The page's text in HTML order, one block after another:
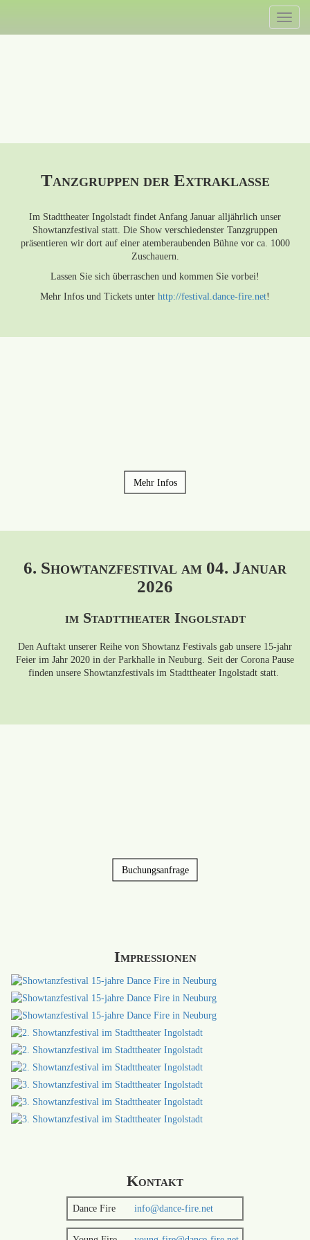
Inhalt
Toggle
Tanzgruppen der Extraklasse
Im Stadttheater Ingolstadt findet Anfang Januar alljährlich unser
Showtanzfestival statt. Die Show verschiedenster Tanzgruppen
präsentieren wir dort auf einer atemberaubenden Bühne vor ca. 1000
Zuschauern.
Lassen Sie sich überraschen und kommen Sie vorbei!
Mehr Infos und Tickets unter http://festival.dance-fire.net!
Mehr Infos
6. Showtanzfestival am 04. Januar
2026
im Stadttheater Ingolstadt
Den Auftakt unserer Reihe von Showtanz Festivals gab unsere 15-jahr
Feier im Jahr 2020 in der Parkhalle in Neuburg. Seit der Corona Pause
finden unsere Showtanzfestivals im Stadttheater Ingolstadt statt.
Buchungsanfrage
Impressionen
Kontakt
Dance Fire info@dance-fire.net